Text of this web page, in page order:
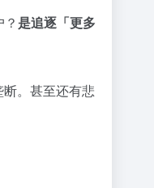
是追逐「更多
。甚至还有悲